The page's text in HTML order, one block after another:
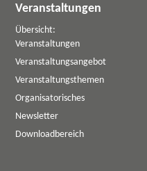
Veranstaltungen
Übersicht:
Veranstaltungen
Veranstaltungsangebot
Veranstaltungsthemen
Organisatorisches
Newsletter
Downloadbereich